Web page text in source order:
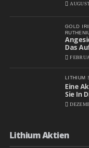
GOLD
Das
LITHIUM
Eine
Sie In
Lithium Aktien